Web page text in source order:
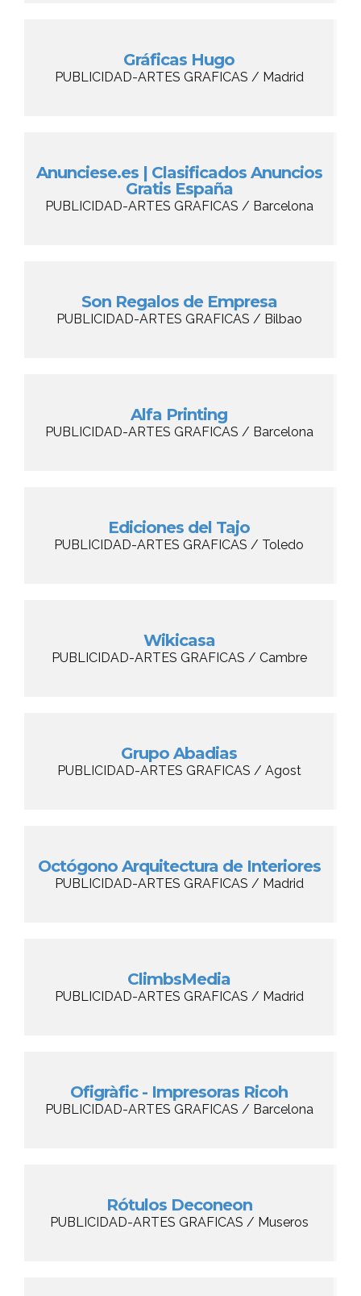
Gráficas Hugo
PUBLICIDAD-ARTES GRAFICAS / Madrid
Anunciese.es | Clasificados Anuncios
Gratis España
PUBLICIDAD-ARTES GRAFICAS / Barcelona
Son Regalos de Empresa
PUBLICIDAD-ARTES GRAFICAS / Bilbao
Alfa Printing
PUBLICIDAD-ARTES GRAFICAS / Barcelona
Ediciones del Tajo
PUBLICIDAD-ARTES GRAFICAS / Toledo
Wikicasa
PUBLICIDAD-ARTES GRAFICAS / Cambre
Grupo Abadias
PUBLICIDAD-ARTES GRAFICAS / Agost
Octógono Arquitectura de Interiores
PUBLICIDAD-ARTES GRAFICAS / Madrid
ClimbsMedia
PUBLICIDAD-ARTES GRAFICAS / Madrid
Ofigràfic - Impresoras Ricoh
PUBLICIDAD-ARTES GRAFICAS / Barcelona
Rótulos Deconeon
PUBLICIDAD-ARTES GRAFICAS / Museros